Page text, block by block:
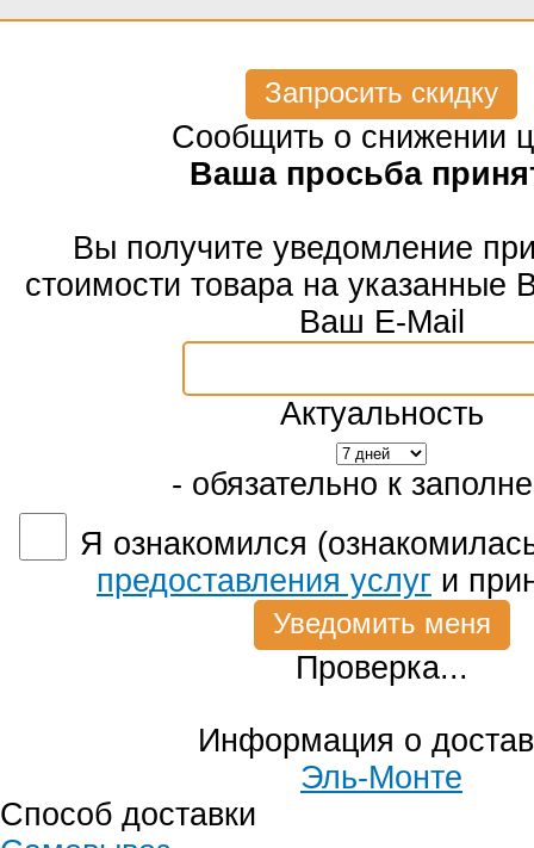
Запросить скидку
Сообщить о снижении
Ваша просьба
Вы получите уведомление
стоимости товара на указанные
Ваш E-Mail
Актуальность
- обязательно к
Я ознакомился
предоставления услуг и
Проверка...
Информация о
Эль-Монте
Способ доставки